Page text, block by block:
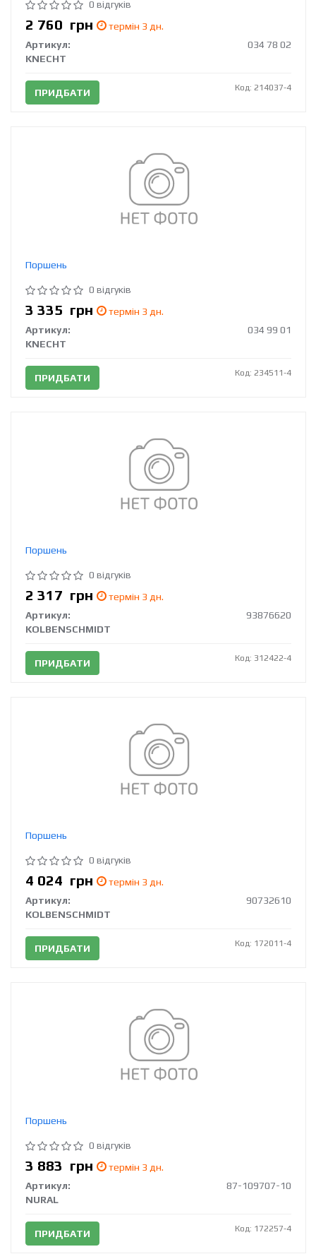
0 відгуків
2 760 грн
термін 3 дн.
Артикул:
034 78 02
KNECHT
ПРИДБАТИ Код: 214037-4
Поршень
0 відгуків
3 335 грн
термін 3 дн.
Артикул:
034 99 01
KNECHT
ПРИДБАТИ Код: 234511-4
Поршень
0 відгуків
2 317 грн
термін 3 дн.
Артикул:
93876620
KOLBENSCHMIDT
ПРИДБАТИ Код: 312422-4
Поршень
0 відгуків
4 024 грн
термін 3 дн.
Артикул:
90732610
KOLBENSCHMIDT
ПРИДБАТИ Код: 172011-4
Поршень
0 відгуків
3 883 грн
термін 3 дн.
Артикул:
87-109707-10
NURAL
ПРИДБАТИ Код: 172257-4